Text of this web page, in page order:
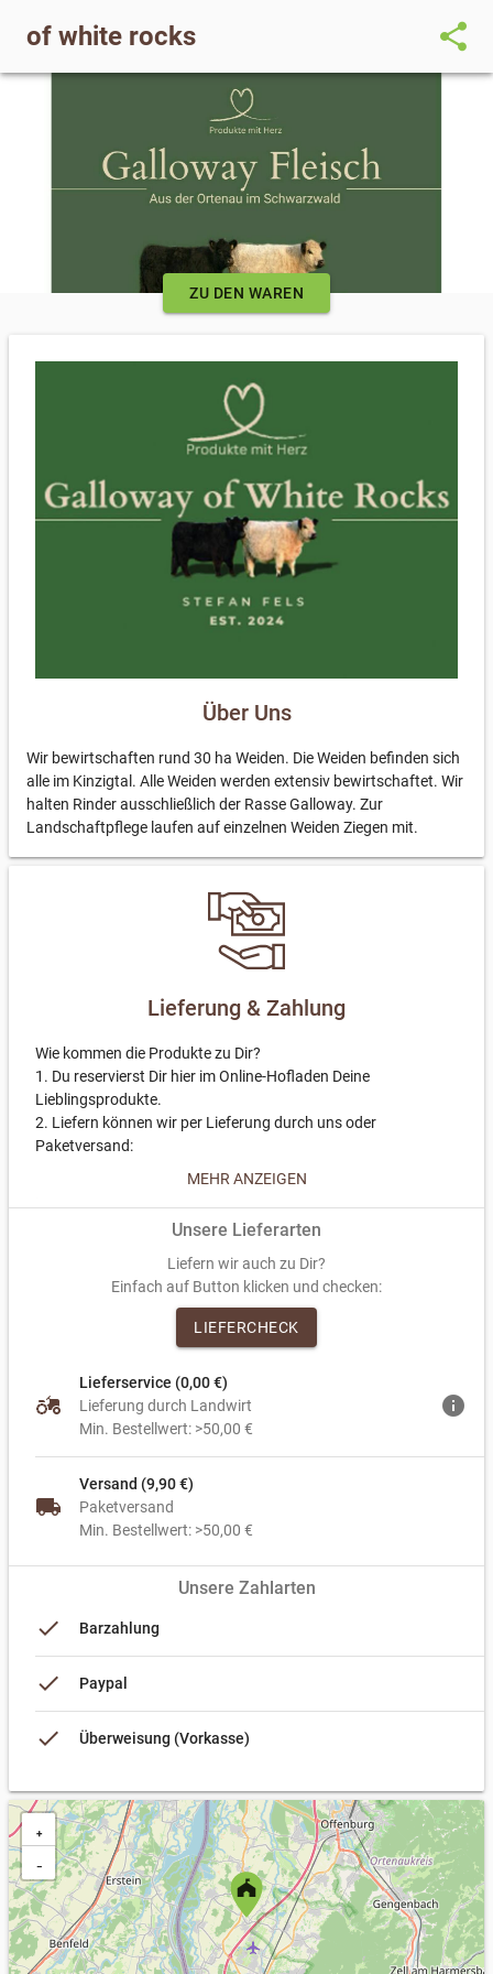
of white rocks share
ZU DEN WAREN
Über Uns
Wir bewirtschaften rund 30 ha Weiden. Die Weiden befinden sich
alle im Kinzigtal. Alle Weiden werden extensiv bewirtschaftet. Wir
halten Rinder ausschließlich der Rasse Galloway. Zur
Landschaftpflege laufen auf einzelnen Weiden Ziegen mit.
Lieferung & Zahlung
Wie kommen die Produkte zu Dir?
1. Du reservierst Dir hier im Online-Hofladen Deine
Lieblingsprodukte.
2. Liefern können wir per Lieferung durch uns oder
Paketversand:
zu Dir.
- Paketversand: Du bekommst eine Versandbestätigung –
Deine Bestellung ist dann in wenigen Tagen bei Dir.
3. Zahlen kannst Du per PayPal oder Überweisung.
4. Teile den Link zu unserem Online-Hofladen – so unterstützt
Du nicht nur uns, sondern auch die regionale Landwirtschaft.
Wir sagen Danke und freuen uns auf Dich!
MEHR ANZEIGEN
Unsere Lieferarten
Liefern wir auch zu Dir?
Einfach auf Button klicken und checken:
LIEFERCHECK
agriculture
Lieferservice (0,00 €)
Lieferung durch Landwirt
Min. Bestellwert: >50,00 €
info
local_shipping
Versand (9,90 €)
Paketversand
Min. Bestellwert: >50,00 €
Unsere Zahlarten
done Barzahlung
done Paypal
done Überweisung (Vorkasse)
+
−